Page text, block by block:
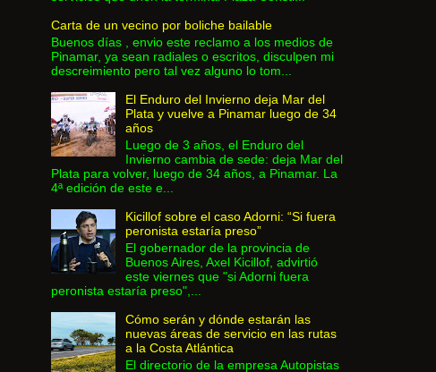
Carta de un vecino por boliche bailable
Buenos días , envio este reclamo a los medios de
Pinamar, ya sean radiales o escritos, disculpen mi
descreimiento pero tal vez alguno lo tom...
El Enduro del Invierno deja Mar del
Plata y vuelve a Pinamar luego de 34
años
Luego de 3 años, el Enduro del
Invierno cambia de sede: deja Mar del
Plata para volver, luego de 34 años, a Pinamar. La
4ª edición de este e...
Kicillof sobre el caso Adorni: “Si fuera
peronista estaría preso”
El gobernador de la provincia de
Buenos Aires, Axel Kicillof, advirtió
este viernes que "si Adorni fuera
peronista estaría preso",...
Cómo serán y dónde estarán las
nuevas áreas de servicio en las rutas
a la Costa Atlántica
El directorio de la empresa Autopistas